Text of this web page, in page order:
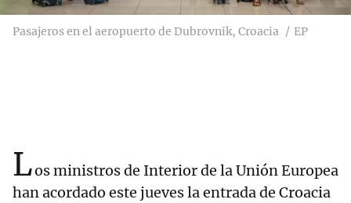
Pasajeros en el aeropuerto de Dubrovnik, Croacia EP
Los ministros de Interior de la Unión Europea
han acordado este jueves la entrada de Croacia